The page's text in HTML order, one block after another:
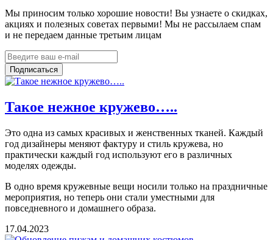
Мы приносим только хорошие новости! Вы узнаете о скидках,
акциях и полезных советах первыми! Мы не рассылаем спам
и не передаем данные третьим лицам
Подписаться
Такое нежное кружево…..
Это одна из самых красивых и женственных тканей. Каждый
год дизайнеры меняют фактуру и стиль кружева, но
практически каждый год используют его в различных
моделях одежды.
В одно время кружевные вещи носили только на праздничные
мероприятия, но теперь они стали уместными для
повседневного и домашнего образа.
17.04.2023